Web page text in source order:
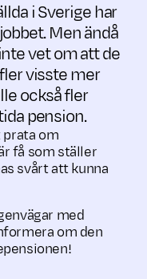
i Sverige har
Men ändå
vet om att de
visste mer
också fler
pension.
om
få som ställer
svårt att kunna
med
om den